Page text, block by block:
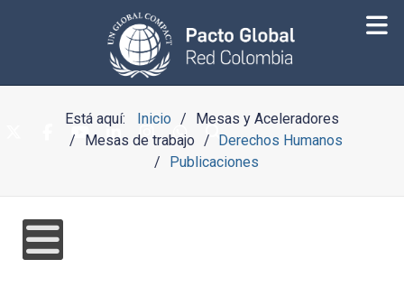
Está aquí: Inicio
Mesas y Aceleradores
Mesas de trabajo
Derechos Humanos
Publicaciones